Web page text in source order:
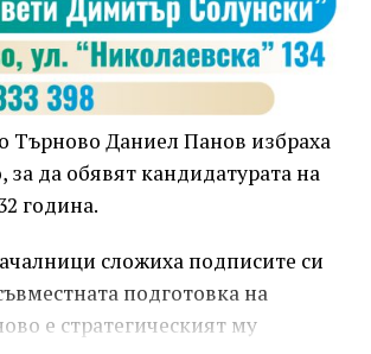
Търново Даниел Панов избраха
да обявят кандидатурата на
година.
сложиха подписите си
подготовка на
е стратегическият му